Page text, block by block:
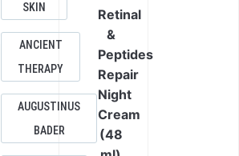
SKIN
ANCIENT
THERAPY
AUGUSTINUS
BADER